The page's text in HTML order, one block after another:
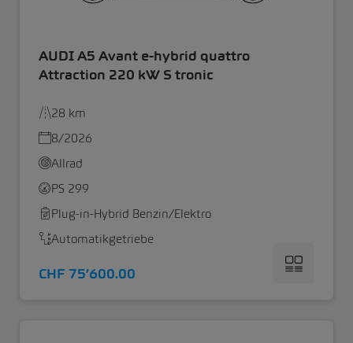
AUDI A5 Avant e-hybrid quattro
Attraction 220 kW S tronic
28 km
8/2026
Allrad
PS 299
Plug-in-Hybrid Benzin/Elektro
Automatikgetriebe
CHF 75’600.00